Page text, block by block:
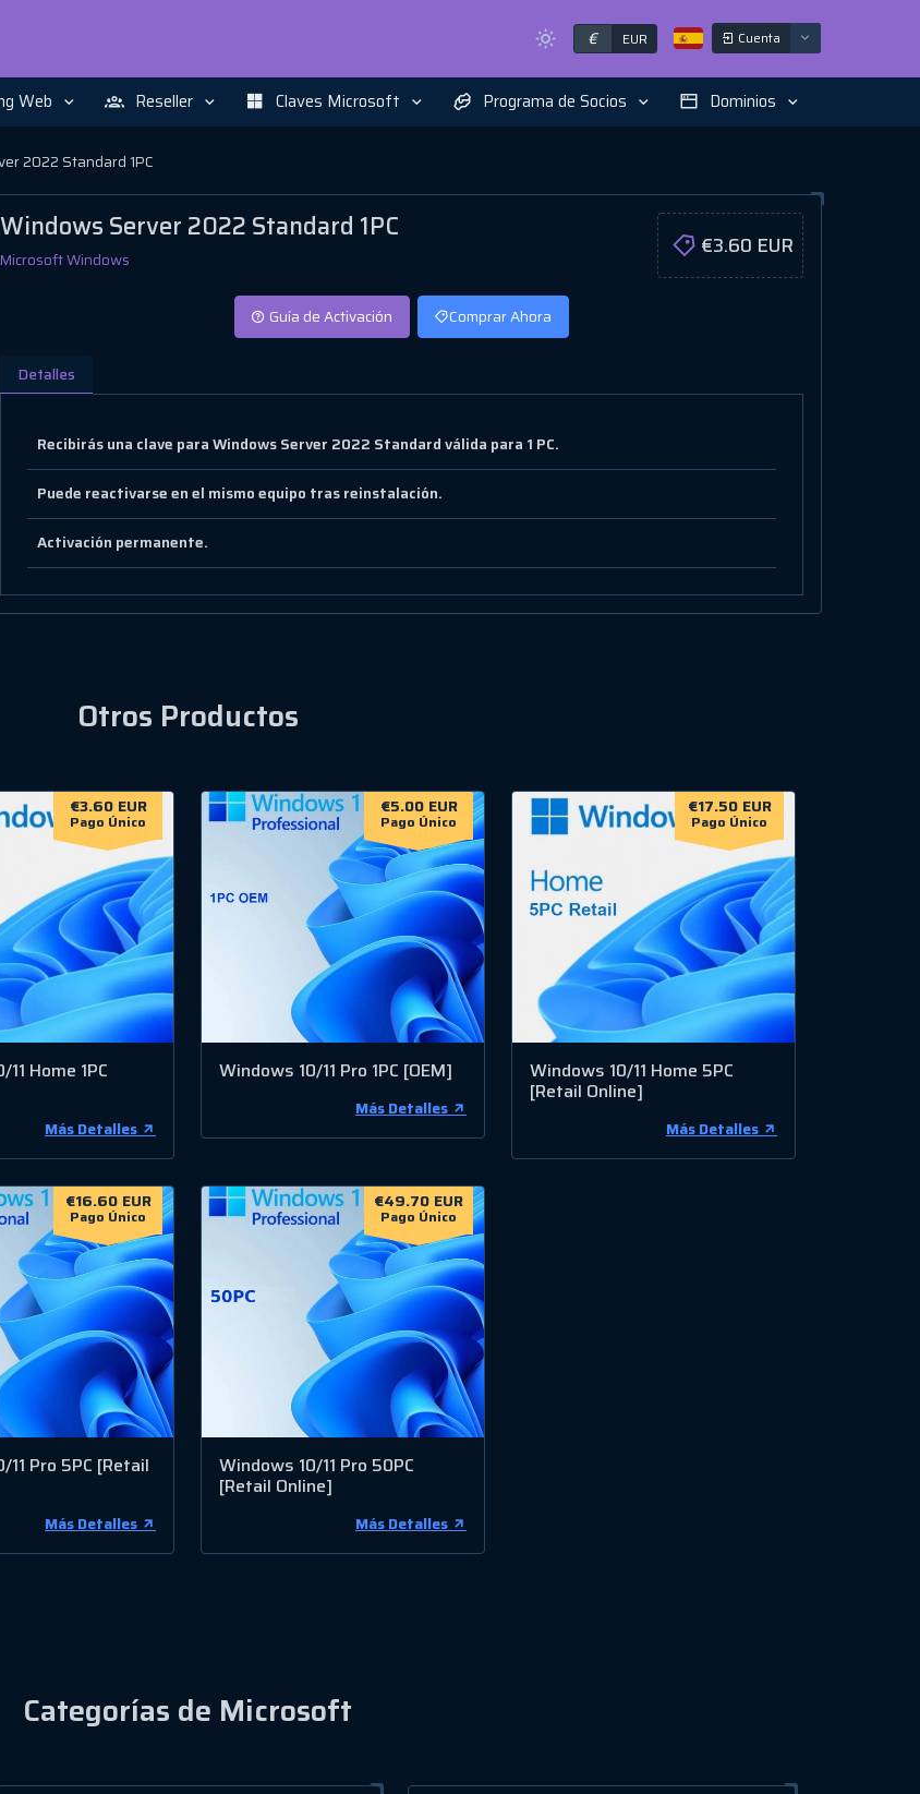
€ EUR Cuenta
Web Reseller Claves Microsoft Programa de Socios Dominios
2022 Standard 1PC
Windows Server 2022 Standard 1PC
Microsoft Windows
€3.60 EUR
Guía de Activación Comprar Ahora
Detalles
Recibirás una clave para Windows Server 2022 Standard válida para 1 PC.
Puede reactivarse en el mismo equipo tras reinstalación.
Activación permanente.
Otros Productos
€3.60 EUR
Pago Único
Home 1PC
Más Detalles
€5.00 EUR
Pago Único
Windows 10/11 Pro 1PC [OEM]
Más Detalles
€17.50 EUR
Pago Único
Windows 10/11 Home 5PC
[Retail Online]
Más Detalles
€16.60 EUR
Pago Único
Pro 5PC [Retail
Más Detalles
€49.70 EUR
Pago Único
Windows 10/11 Pro 50PC
[Retail Online]
Más Detalles
Categorías de Microsoft